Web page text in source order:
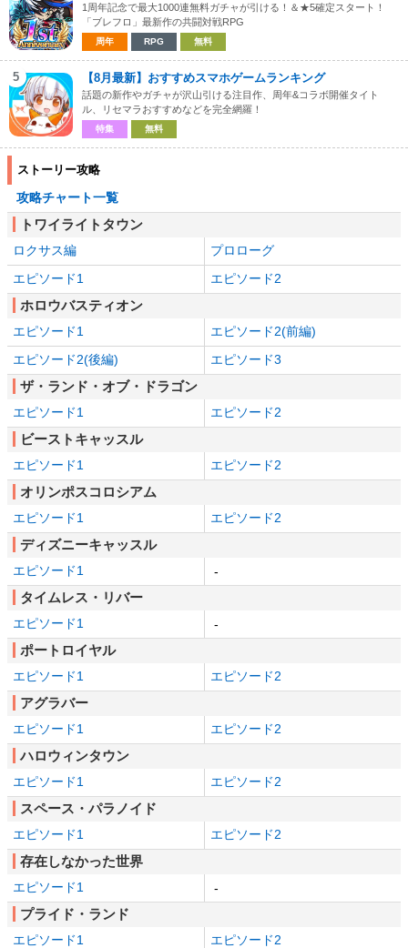
1周年記念で最大1000連無料ガチャが引ける！＆★5確定スタート！
「ブレフロ」最新作の共闘対戦RPG
周年 RPG 無料
5 【8月最新】おすすめスマホゲームランキング
話題の新作やガチャが沢山引ける注目作、周年&コラボ開催タイト
ル、リセマラおすすめなどを完全網羅！
特集 無料
ストーリー攻略
攻略チャート一覧
トワイライトタウン
ロクサス編
プロローグ
エピソード1
エピソード2
ホロウバスティオン
エピソード1
エピソード2(前編)
エピソード2(後編)
エピソード3
ザ・ランド・オブ・ドラゴン
エピソード1 エピソード2
ビーストキャッスル
エピソード1 エピソード2
オリンポスコロシアム
エピソード1 エピソード2
ディズニーキャッスル
エピソード1 -
タイムレス・リバー
エピソード1 -
ポートロイヤル
エピソード1 エピソード2
アグラバー
エピソード1 エピソード2
ハロウィンタウン
エピソード1 エピソード2
スペース・パラノイド
エピソード1 エピソード2
存在しなかった世界
エピソード1 -
プライド・ランド
エピソード1 エピソード2